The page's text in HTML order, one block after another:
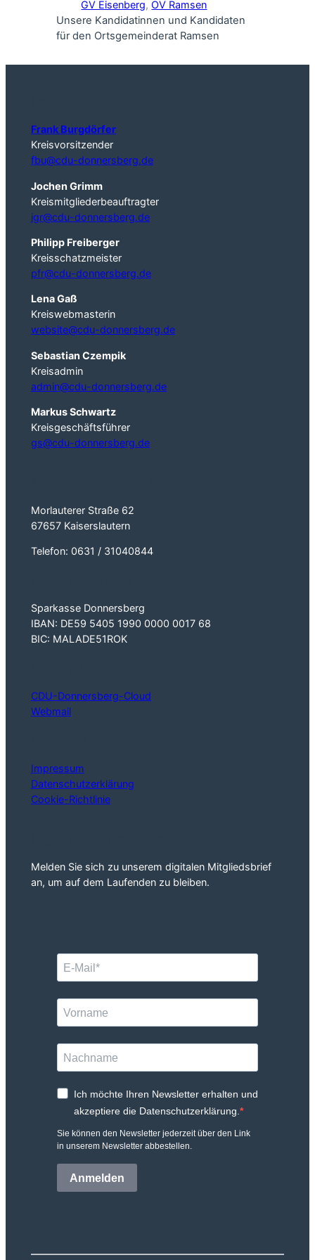
GV Eisenberg, OV Ramsen
Unsere Kandidatinnen und Kandidaten
für den Ortsgemeinderat Ramsen
Frank Burgdörfer
Kreisvorsitzender
fbu@cdu-donnersberg.de
Jochen Grimm
Kreismitgliederbeauftragter
jgr@cdu-donnersberg.de
Philipp Freiberger
Kreisschatzmeister
pfr@cdu-donnersberg.de
Lena Gaß
Kreiswebmasterin
website@cdu-donnersberg.de
Sebastian Czempik
Kreisadmin
admin@cdu-donnersberg.de
Markus Schwartz
Kreisgeschäftsführer
gs@cdu-donnersberg.de
Morlauterer Straße 62
67657 Kaiserslautern
Telefon: 0631 / 31040844
Sparkasse Donnersberg
IBAN: DE59 5405 1990 0000 0017 68
BIC: MALADE51ROK
CDU-Donnersberg-Cloud
Webmail
Impressum
Datenschutzerklärung
Cookie-Richtlinie
Melden Sie sich zu unserem digitalen Mitgliedsbrief
an, um auf dem Laufenden zu bleiben.
Ich möchte Ihren Newsletter erhalten und
akzeptiere die Datenschutzerklärung.
Sie können den Newsletter jederzeit über den Link
in unserem Newsletter abbestellen.
Anmelden